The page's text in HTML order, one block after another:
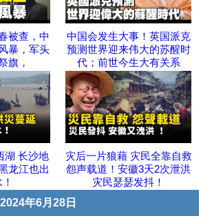
被查，中
暴，军头
旗，
中国会发生大事！英国派克
预测世界迎来伟大的苏醒时
代；前世今生大有关系
湖 长沙地
龙江也出
灾后一片狼藉 灾民全靠自救
怨声载道！安徽3天2次泄洪
灾民瑟瑟发抖！
2024年6月28日